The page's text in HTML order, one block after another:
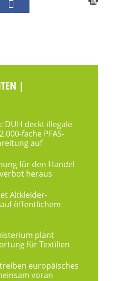
|
DUH deckt illegale
fache PFAS-
auf
für den Handel
heraus
Altkleider-
öffentlichem
plant
für Textilien
europäisches
voran